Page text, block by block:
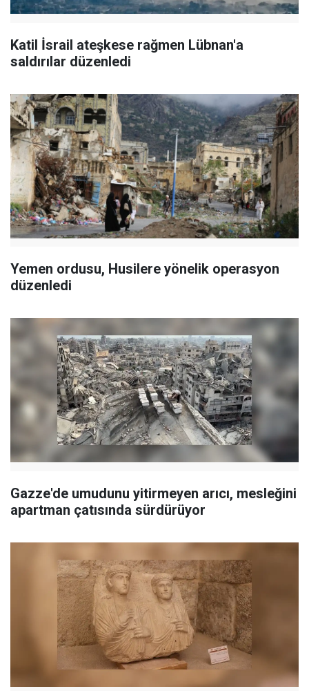
Katil İsrail ateşkese rağmen Lübnan'a
saldırılar düzenledi
Yemen ordusu, Husilere yönelik operasyon
düzenledi
Gazze'de umudunu yitirmeyen arıcı, mesleğini
apartman çatısında sürdürüyor